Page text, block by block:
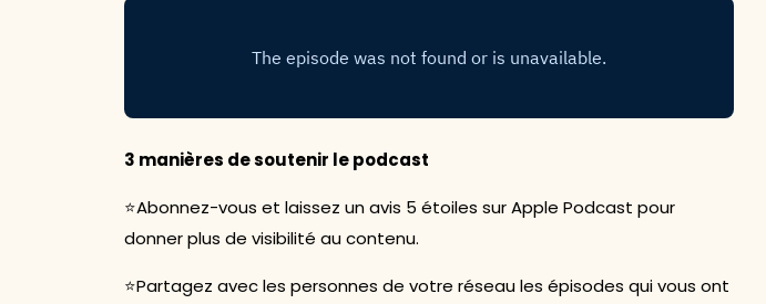
3 manières de soutenir le podcast
⭐Abonnez-vous et laissez un avis 5 étoiles sur Apple Podcast pour
donner plus de visibilité au contenu.
⭐Partagez avec les personnes de votre réseau les épisodes qui vous ont